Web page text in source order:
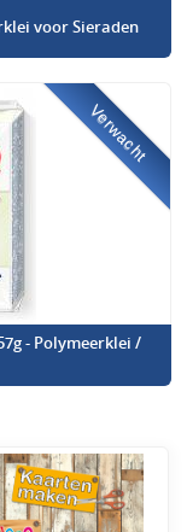
voor Sieraden
Verwacht
- Polymeerklei /